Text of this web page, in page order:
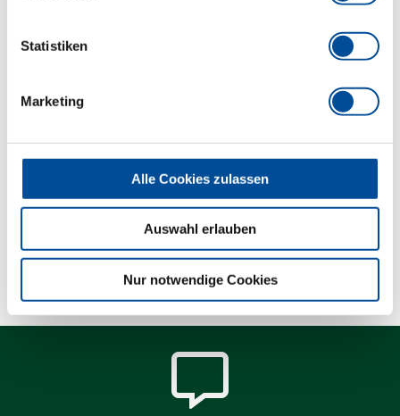
Statistiken
Marketing
Alle Cookies zulassen
Auswahl erlauben
Nur notwendige Cookies
betätigt werden
Dauerbeanspruchung
Abmessungen und Gewichte
Lieferumfang
Technische Eigenschaften